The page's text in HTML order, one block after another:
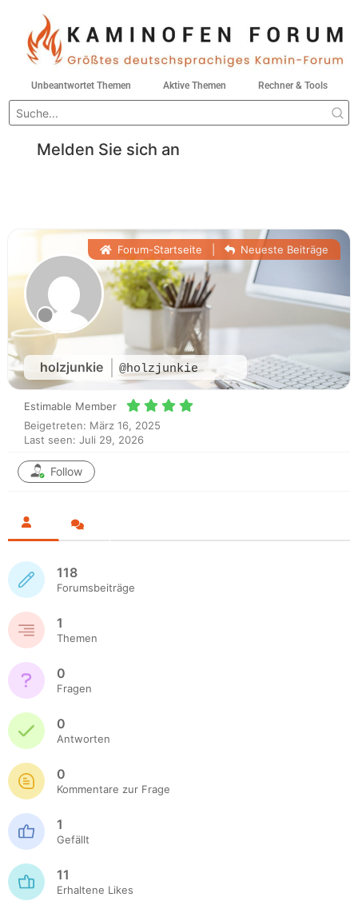
Unbeantwortet Themen Aktive Themen Rechner & Tools
Melden Sie sich an
holzjunkie @holzjunkie
Forum-Startseite Neueste Beiträge
Estimable Member
Beigetreten: März 16, 2025
Last seen: Juli 29, 2026
Follow
118
Forumsbeiträge
1
Themen
0
Fragen
0
Antworten
0
Kommentare zur Frage
1
Gefällt
11
Erhaltene Likes